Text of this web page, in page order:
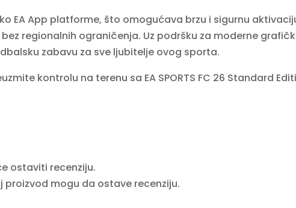
EA App platforme, što omogućava brzu i sigurnu
regionalnih ograničenja. Uz podršku za moderne
zabavu za sve ljubitelje ovog sporta.
kontrolu na terenu sa EA SPORTS FC 26 Standard
ostaviti recenziju.
proizvod mogu da ostave recenziju.